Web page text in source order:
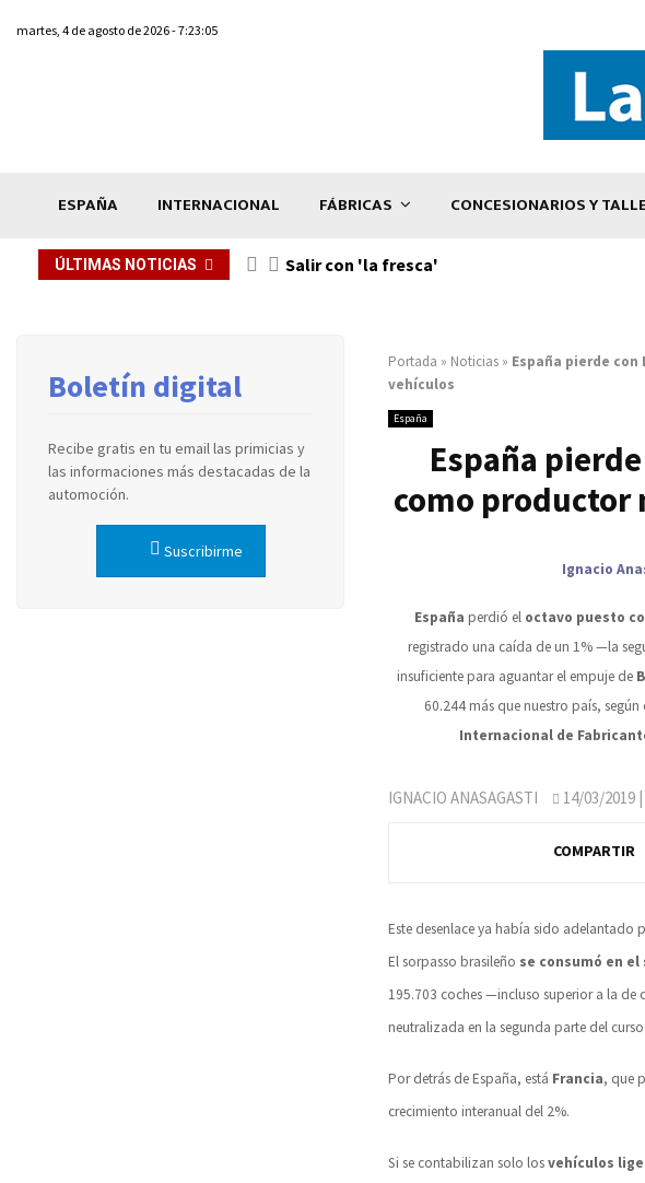
martes, 4 de agosto de 2026 - 7:23:05
ESPAÑA INTERNACIONAL FÁBRICAS CONCESIONARIOS Y
ÚLTIMAS NOTICIAS Salir con 'la fresca'
Portada » Noticias » España pierde
vehículos
España
España
como productor
Ignacio
España perdió el octavo puesto
registrado una caída de un 1% —la
insuficiente para aguantar el empuje de
60.244 más que nuestro país,
Internacional de
IGNACIO ANASAGASTI 14/03/2019 |
COMPARTIR
Este desenlace ya había sido adelantado
El sorpasso brasileño se consumó en
195.703 coches —incluso superior a la
neutralizada en la segunda parte del curso.
Por detrás de España, está Francia, que
crecimiento interanual del 2%.
Si se contabilizan solo losvehículos
Boletín digital
Recibe gratis en tu email las primicias y
las informaciones más destacadas de la
automoción.
Suscribirme